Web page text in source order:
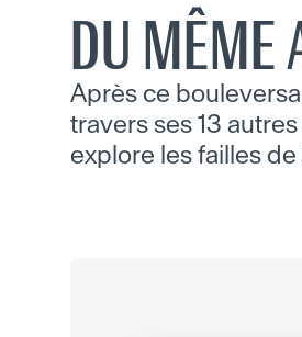
DU MÊME
Après ce
travers ses 13
explore les failles